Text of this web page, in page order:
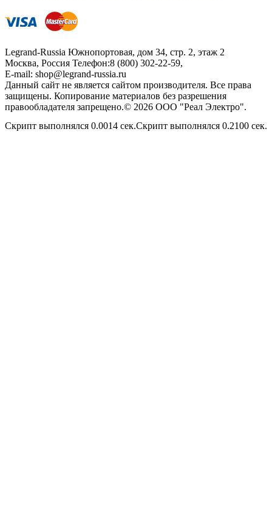
Legrand-Russia Южнопортовая, дом 34, стр. 2, этаж 2
Москва, Россия Телефон:8 (800) 302-22-59,
E-mail: shop@legrand-russia.ru
Данный сайт не является сайтом производителя. Все права
защищены. Копирование материалов без разрешения
правообладателя запрещено.© 2026 ООО "Реал Электро".
Скрипт выполнялся 0.0014 сек.Скрипт выполнялся 0.2100 сек.